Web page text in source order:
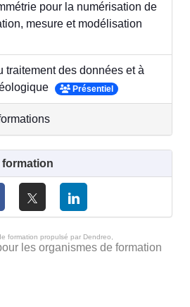
pour la numérisation de
mesure et modélisation
traitement des données et à
Présentiel
formation
formation propulsé par Dendreo,
les organismes de formation